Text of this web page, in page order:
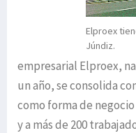
Elproex
Júndiz.
empresarial Elproex,
un año, se consolida
como forma de
y a más de 200